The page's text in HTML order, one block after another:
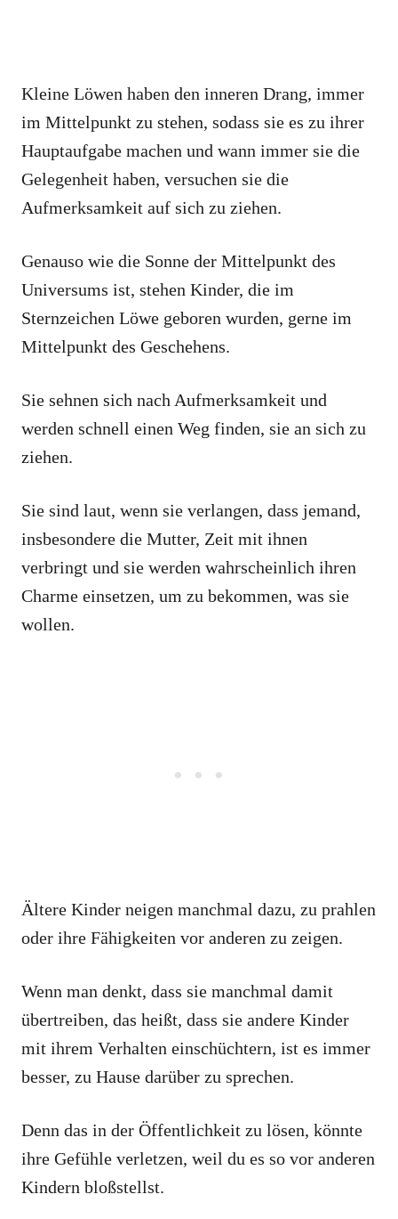
Kleine Löwen haben den inneren Drang, immer
im Mittelpunkt zu stehen, sodass sie es zu ihrer
Hauptaufgabe machen und wann immer sie die
Gelegenheit haben, versuchen sie die
Aufmerksamkeit auf sich zu ziehen.
Genauso wie die Sonne der Mittelpunkt des
Universums ist, stehen Kinder, die im
Sternzeichen Löwe geboren wurden, gerne im
Mittelpunkt des Geschehens.
Sie sehnen sich nach Aufmerksamkeit und
werden schnell einen Weg finden, sie an sich zu
ziehen.
Sie sind laut, wenn sie verlangen, dass jemand,
insbesondere die Mutter, Zeit mit ihnen
verbringt und sie werden wahrscheinlich ihren
Charme einsetzen, um zu bekommen, was sie
wollen.
Ältere Kinder neigen manchmal dazu, zu prahlen
oder ihre Fähigkeiten vor anderen zu zeigen.
Wenn man denkt, dass sie manchmal damit
übertreiben, das heißt, dass sie andere Kinder
mit ihrem Verhalten einschüchtern, ist es immer
besser, zu Hause darüber zu sprechen.
Denn das in der Öffentlichkeit zu lösen, könnte
ihre Gefühle verletzen, weil du es so vor anderen
Kindern bloßstellst.